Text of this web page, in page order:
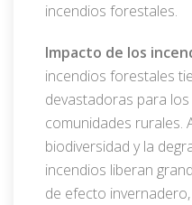
incendios forestales.
Impacto de los
incendios forestales
devastadoras para
comunidades rurales.
biodiversidad y la
incendios liberan
de efecto